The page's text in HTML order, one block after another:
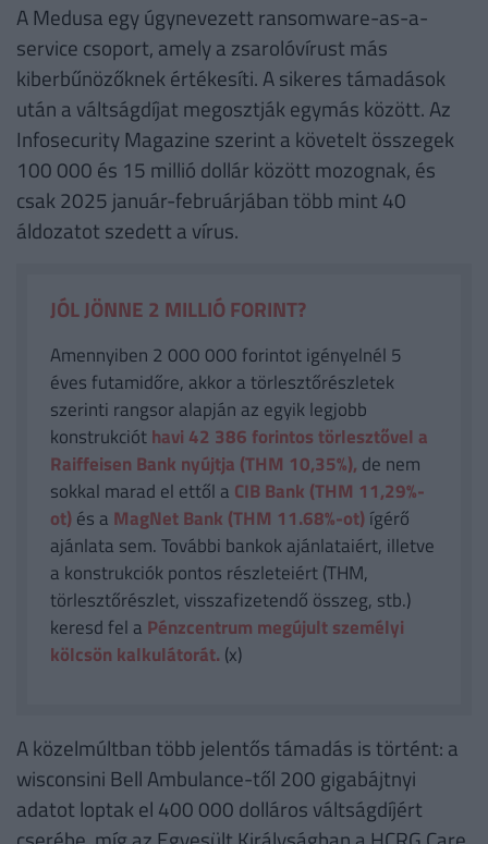
A Medusa egy úgynevezett ransomware-as-a-
service csoport, amely a zsarolóvírust más
kiberbűnözőknek értékesíti. A sikeres támadások
után a váltságdíjat megosztják egymás között. Az
Infosecurity Magazine szerint a követelt összegek
100 000 és 15 millió dollár között mozognak, és
csak 2025 január-februárjában több mint 40
áldozatot szedett a vírus.
JÓL JÖNNE 2 MILLIÓ FORINT?
Amennyiben 2 000 000 forintot igényelnél 5
éves futamidőre, akkor a törlesztőrészletek
szerinti rangsor alapján az egyik legjobb
konstrukcióthavi 42 386 forintos törlesztővel a
Raiffeisen Bank nyújtja (THM 10,35%), de nem
sokkal marad el ettől a CIB Bank (THM 11,29%-
ot)és a MagNet Bank (THM 11.68%-ot)ígérő
ajánlata sem. További bankok ajánlataiért, illetve
a konstrukciók pontos részleteiért (THM,
törlesztőrészlet, visszafizetendő összeg, stb.)
keresd fel a Pénzcentrum megújult személyi
kölcsön kalkulátorát. (x)
A közelmúltban több jelentős támadás is történt: a
wisconsini Bell Ambulance-től 200 gigabájtnyi
adatot loptak el 400 000 dolláros váltságdíjért